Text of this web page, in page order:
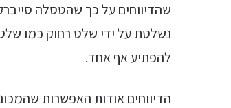
שהדיווחים על כך שהטסלה
נשלטת על ידי שלט רחוק כמו
להפתיע אף אחד.
הדיווחים אודות האפשרות